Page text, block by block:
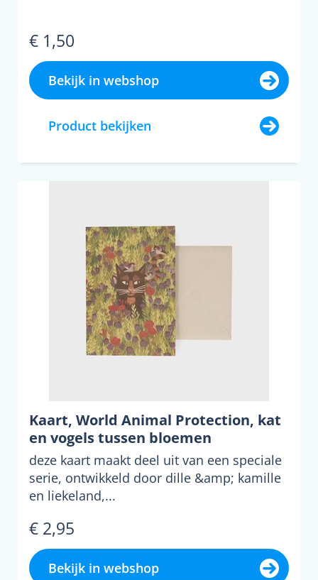
€ 1,50
Bekijk in webshop
Product bekijken
Kaart, World Animal Protection, kat
en vogels tussen bloemen
deze kaart maakt deel uit van een speciale
serie, ontwikkeld door dille &amp; kamille
en liekeland,...
€ 2,95
Bekijk in webshop